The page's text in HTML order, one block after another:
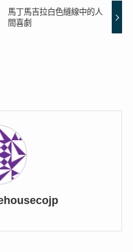
馬丁馬吉拉白色縫線中的人
間喜劇